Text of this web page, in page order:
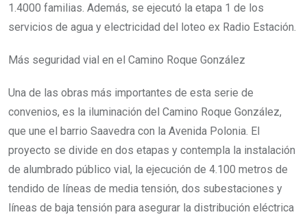
1.4000 familias. Además, se ejecutó la etapa 1 de los
servicios de agua y electricidad del loteo ex Radio Estación.
Más seguridad vial en el Camino Roque González
Una de las obras más importantes de esta serie de
convenios, es la iluminación del Camino Roque González,
que une el barrio Saavedra con la Avenida Polonia. El
proyecto se divide en dos etapas y contempla la instalación
de alumbrado público vial, la ejecución de 4.100 metros de
tendido de líneas de media tensión, dos subestaciones y
líneas de baja tensión para asegurar la distribución eléctrica